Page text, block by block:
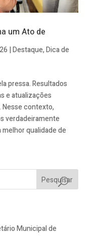
um Ato de
|Destaque,Dica de
pressa. Resultados
e atualizações
Nesse contexto,
verdadeiramente
qualidade de
Pesquisar
Municipal de